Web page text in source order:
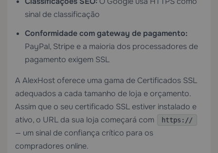
sinal de classificação
Conformidade com gateway de pagamento:
PayPal, Stripe e a maioria dos processadores de
pagamento exigem SSL
A AlexHost oferece uma gama de Certificados SSL
adequados a cada tamanho de loja e orçamento.
Assim que o seu certificado SSL estiver instalado e
ativo, o URL da sua loja começará com
https://
— um sinal de confiança crítico para os
compradores online.